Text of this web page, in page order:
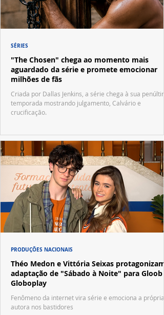
"The Chosen" chega ao momento mais
aguardado da série e promete emocionar
milhões de fãs
Criada por Dallas Jenkins, a série chega à sua
temporada mostrando julgamento, Calvário e
crucificação.
SÉRIES
Théo Medon e Vittória Seixas protagonizam
adaptação de "Sábado à Noite" para Gloob e
Globoplay
Fenômeno da internet vira série e emociona a própria
autora nos bastidores
PRODUÇÕES NACIONAIS